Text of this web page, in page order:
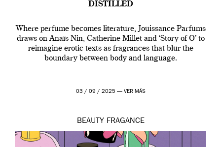
DISTILLED
Where perfume becomes literature, Jouissance Parfums
draws on Anaïs Nin, Catherine Millet and ‘Story of O’ to
reimagine erotic texts as fragrances that blur the
boundary between body and language.
03 / 09 / 2025 — VER MÁS
BEAUTY FRAGANCE